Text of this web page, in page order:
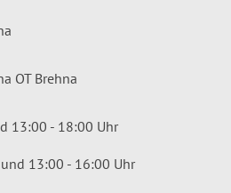
OT Brehna
13:00 - 18:00 Uhr
13:00 - 16:00 Uhr